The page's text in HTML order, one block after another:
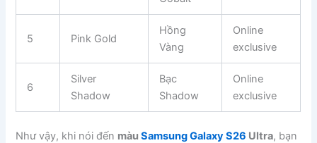
5 Pink Gold
Hồng
Vàng
Online
exclusive
6
Silver
Shadow
Bạc
Shadow
Online
exclusive
Như vậy, khi nói đến màuSamsung Galaxy S26 Ultra, bạn